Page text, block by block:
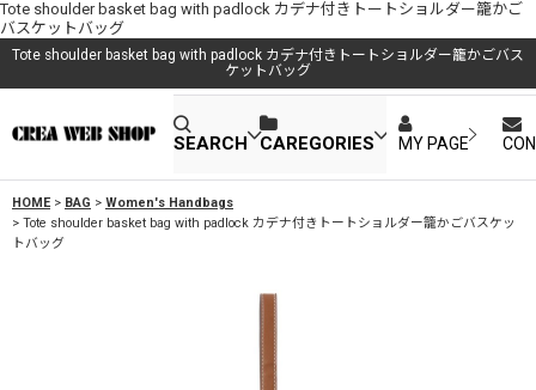
Tote shoulder basket bag with padlock カデナ付きトートショルダー籠かご
バスケットバッグ
Tote shoulder basket bag with padlock カデナ付きトートショルダー籠かごバス
ケットバッグ
SEARCH CAREGORIES MY PAGE
HOME > BAG > Women's Handbags
> Tote shoulder basket bag with padlock カデナ付きトートショルダー籠かごバスケッ
トバッグ